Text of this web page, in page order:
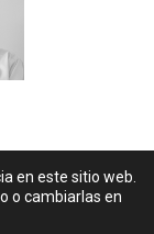
en este sitio web.
o cambiarlas en